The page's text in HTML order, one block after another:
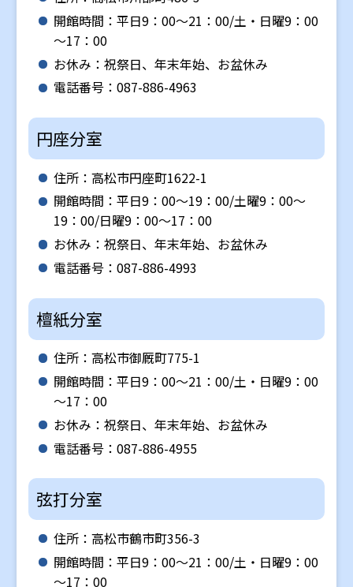
開館時間：平日9：00～21：00/土・日曜9：00
～17：00
お休み：祝祭日、年末年始、お盆休み
電話番号：087-886-4963
円座分室
住所：高松市円座町1622-1
開館時間：平日9：00～19：00/土曜9：00～
19：00/日曜9：00～17：00
お休み：祝祭日、年末年始、お盆休み
電話番号：087-886-4993
檀紙分室
住所：高松市御厩町775-1
開館時間：平日9：00～21：00/土・日曜9：00
～17：00
お休み：祝祭日、年末年始、お盆休み
電話番号：087-886-4955
弦打分室
住所：高松市鶴市町356-3
開館時間：平日9：00～21：00/土・日曜9：00
～17：00